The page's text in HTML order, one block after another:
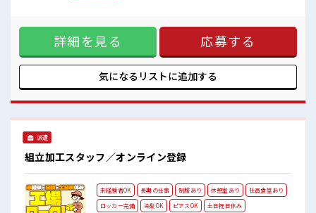
私物の置きすぎには注意が必要ですね★
残業が多めだからしっかり稼ぎたい方にもオススメ！
備がないか確認します・箱詰め作業製品に傷がつかないよう
確実に、スピーディに箱詰めしていきます【取扱製品詳細】
スプレー缶●とにかくカンタン！幅広年代の男女活躍中の職
場です！●冷暖房完備で快適な環境でのお仕事です♪●車通
勤OK☆駐車場に空きがあれば無料で停められます！時間帯も
朝～、夜～で時間を選べます♪ ■お仕事PR ≪残業多めでがっ
間以上あります♪ ≪完全週休二日制≫ 週末は家族や友人と一
緒にプライベート満喫！ ≪動きやすい制服アリ≫ 制服がある
しっかり働く環境が整っています！ イチからスキルUP・ステ
ップUP目指していきましょう！ ≪自分に向いている仕事が探
せる≫ 困った事などがあれば、 担当がしっかりサポートしま
す！ ■職場の雰囲気 休憩室でホッと一息リフレッシュ！ 職場
にはロッカー完備！ 私物の置きすぎには注意が必要ですね★
残業が多めだからしっかり稼ぎたい方にもオススメ！
詳細を見る 応募する
気になるリストに追加する
派遣
組立加工スタッフ／オンライン登録
未経験者OK 長期の仕事 制服あり 休憩室あり
社員食堂あり
ロッカー完備
染髪OK ピアスOK
土日祝日休み